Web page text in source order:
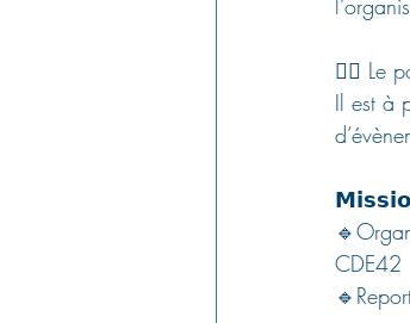
👉🏼 Le
Il est à
CDE42